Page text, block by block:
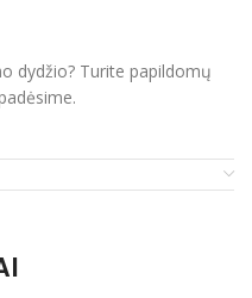
dydžio? Turite papildomų